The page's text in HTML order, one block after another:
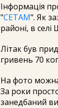
Інформація
"СЕТАМ". Як
районі, в
Літак був
гривень 70
На фото можна
За роки
занедбаний